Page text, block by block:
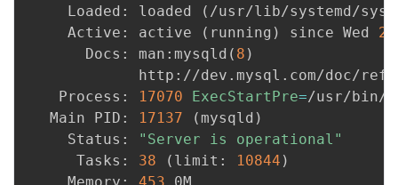
     Loaded: loaded
( /usr/lib/systemd/
     Active: active
( running ) since Wed
       Docs: man:mysqld
( 8 )
http://dev.mysql.com/doc/
    Process:
17070 ExecStartPre=/usr/bin/
   Main PID:
17137 ( mysqld )
     Status:
"Server is operational"
      Tasks:
38 ( limit: 10844 )